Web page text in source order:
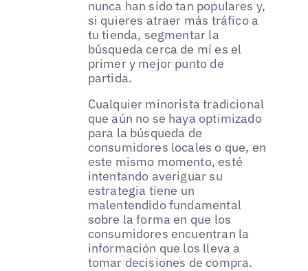
nunca han sido tan populares y,
si quieres atraer más tráfico a
tu tienda, segmentar la
búsqueda cerca de mí es el
primer y mejor punto de
partida.
Cualquier minorista tradicional
que aún no se haya optimizado
para la búsqueda de
consumidores locales o que, en
este mismo momento, esté
intentando averiguar su
estrategia tiene un
malentendido fundamental
sobre la forma en que los
consumidores encuentran la
información que los lleva a
tomar decisiones de compra.